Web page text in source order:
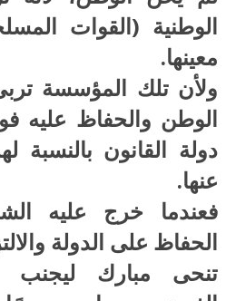
الوطنية (القوات
معينها.
ولأن تلك المؤسسة
الوطن والحفاظ عليه
دولة القانون بالنسبة
عنها.
فعندما خرج عليه
الحفاظ على الدولة
تنحى مبارك ليجنب